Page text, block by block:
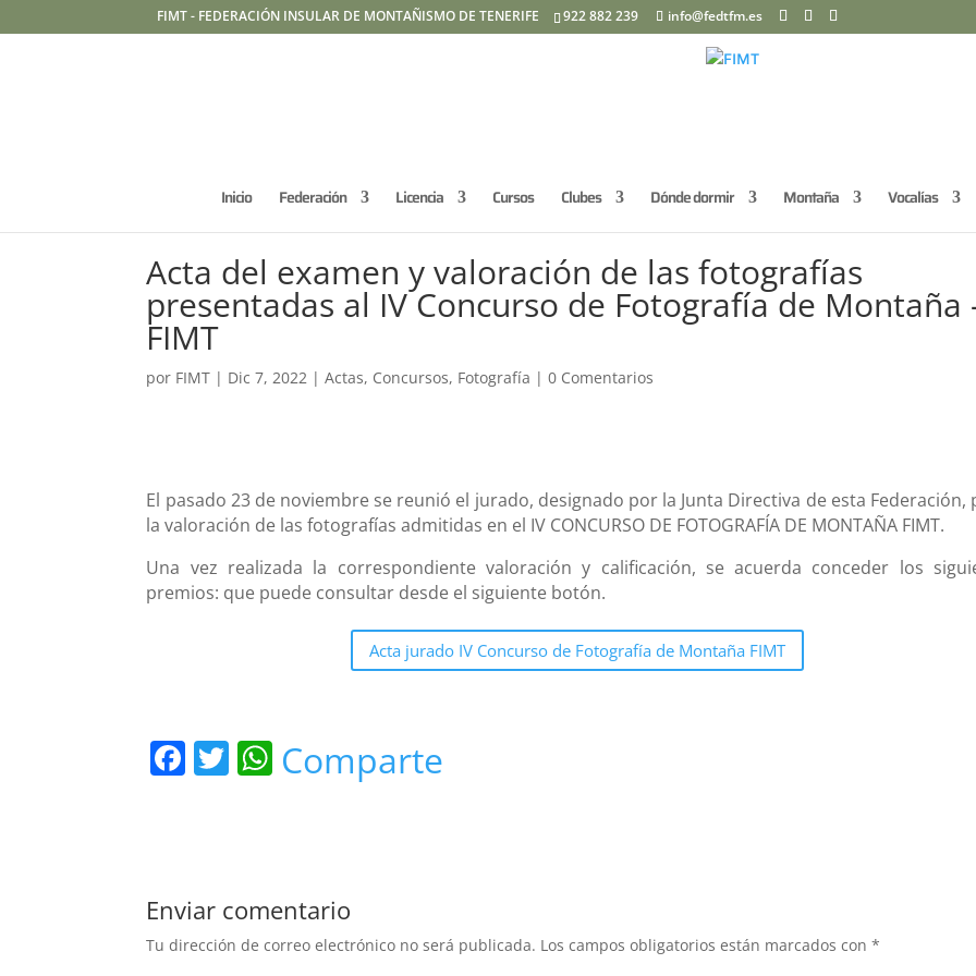
FIMT - FEDERACIÓN INSULAR DE MONTAÑISMO DE TENERIFE 922 882 239 info@fedtfm.es
Inicio Federación Licencia Cursos Clubes Dónde dormir Montaña Vocalías
Acta del examen y valoración de las fotografías
presentadas al IV Concurso de Fotografía de Montaña
FIMT
por FIMT | Dic 7, 2022 |Actas, Concursos, Fotografía |0 Comentarios
El pasado 23 de noviembre se reunió el jurado, designado por la Junta Directiva de esta Federación,
la valoración de las fotografías admitidas en el IV CONCURSO DE FOTOGRAFÍA DE MONTAÑA FIMT.
Una vez realizada la correspondiente valoración y calificación, se acuerda conceder los
premios: que puede consultar desde el siguiente botón.
Acta jurado IV Concurso de Fotografía de Montaña FIMT
F
a
b
o
o
T
w
W
A
p
p
Comparte
Enviar comentario
Tu dirección de correo electrónico no será publicada. Los campos obligatorios están marcados con*